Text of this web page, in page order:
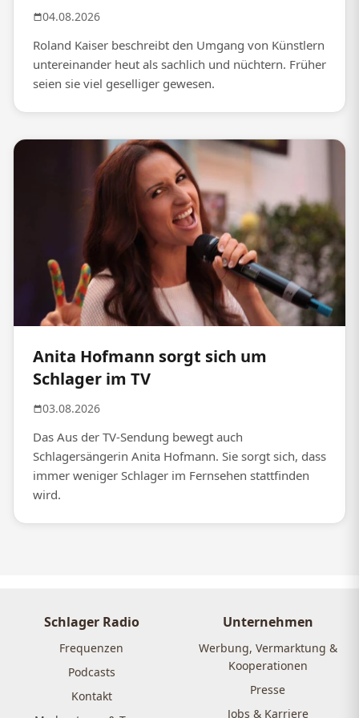
04.08.2026
Roland Kaiser beschreibt den Umgang von Künstlern
untereinander heut als sachlich und nüchtern. Früher
seien sie viel geselliger gewesen.
Anita Hofmann sorgt sich um
Schlager im TV
03.08.2026
Das Aus der TV-Sendung bewegt auch
Schlagersängerin Anita Hofmann. Sie sorgt sich, dass
immer weniger Schlager im Fernsehen stattfinden
wird.
Schlager Radio
Frequenzen
Podcasts
Kontakt
Unternehmen
Werbung, Vermarktung &
Kooperationen
Presse
Jobs & Karriere